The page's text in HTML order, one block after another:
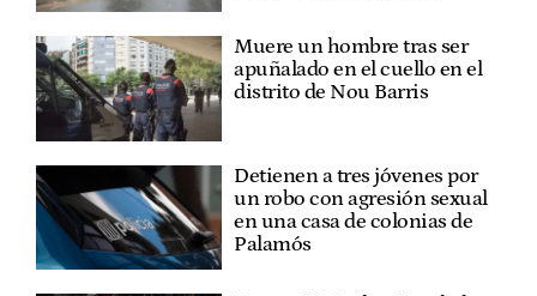
Muere un hombre tras ser
apuñalado en el cuello en el
distrito de Nou Barris
Detienen a tres jóvenes por
un robo con agresión sexual
en una casa de colonias de
Palamós